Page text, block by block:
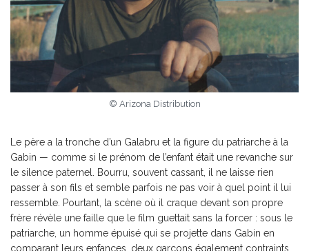
© Arizona Distribution
Le père a la tronche d’un Galabru et la figure du patriarche à la
Gabin — comme si le prénom de l’enfant était une revanche sur
le silence paternel. Bourru, souvent cassant, il ne laisse rien
passer à son fils et semble parfois ne pas voir à quel point il lui
ressemble. Pourtant, la scène où il craque devant son propre
frère révèle une faille que le film guettait sans la forcer : sous le
patriarche, un homme épuisé qui se projette dans Gabin en
comparant leurs enfances, deux garçons également contraints